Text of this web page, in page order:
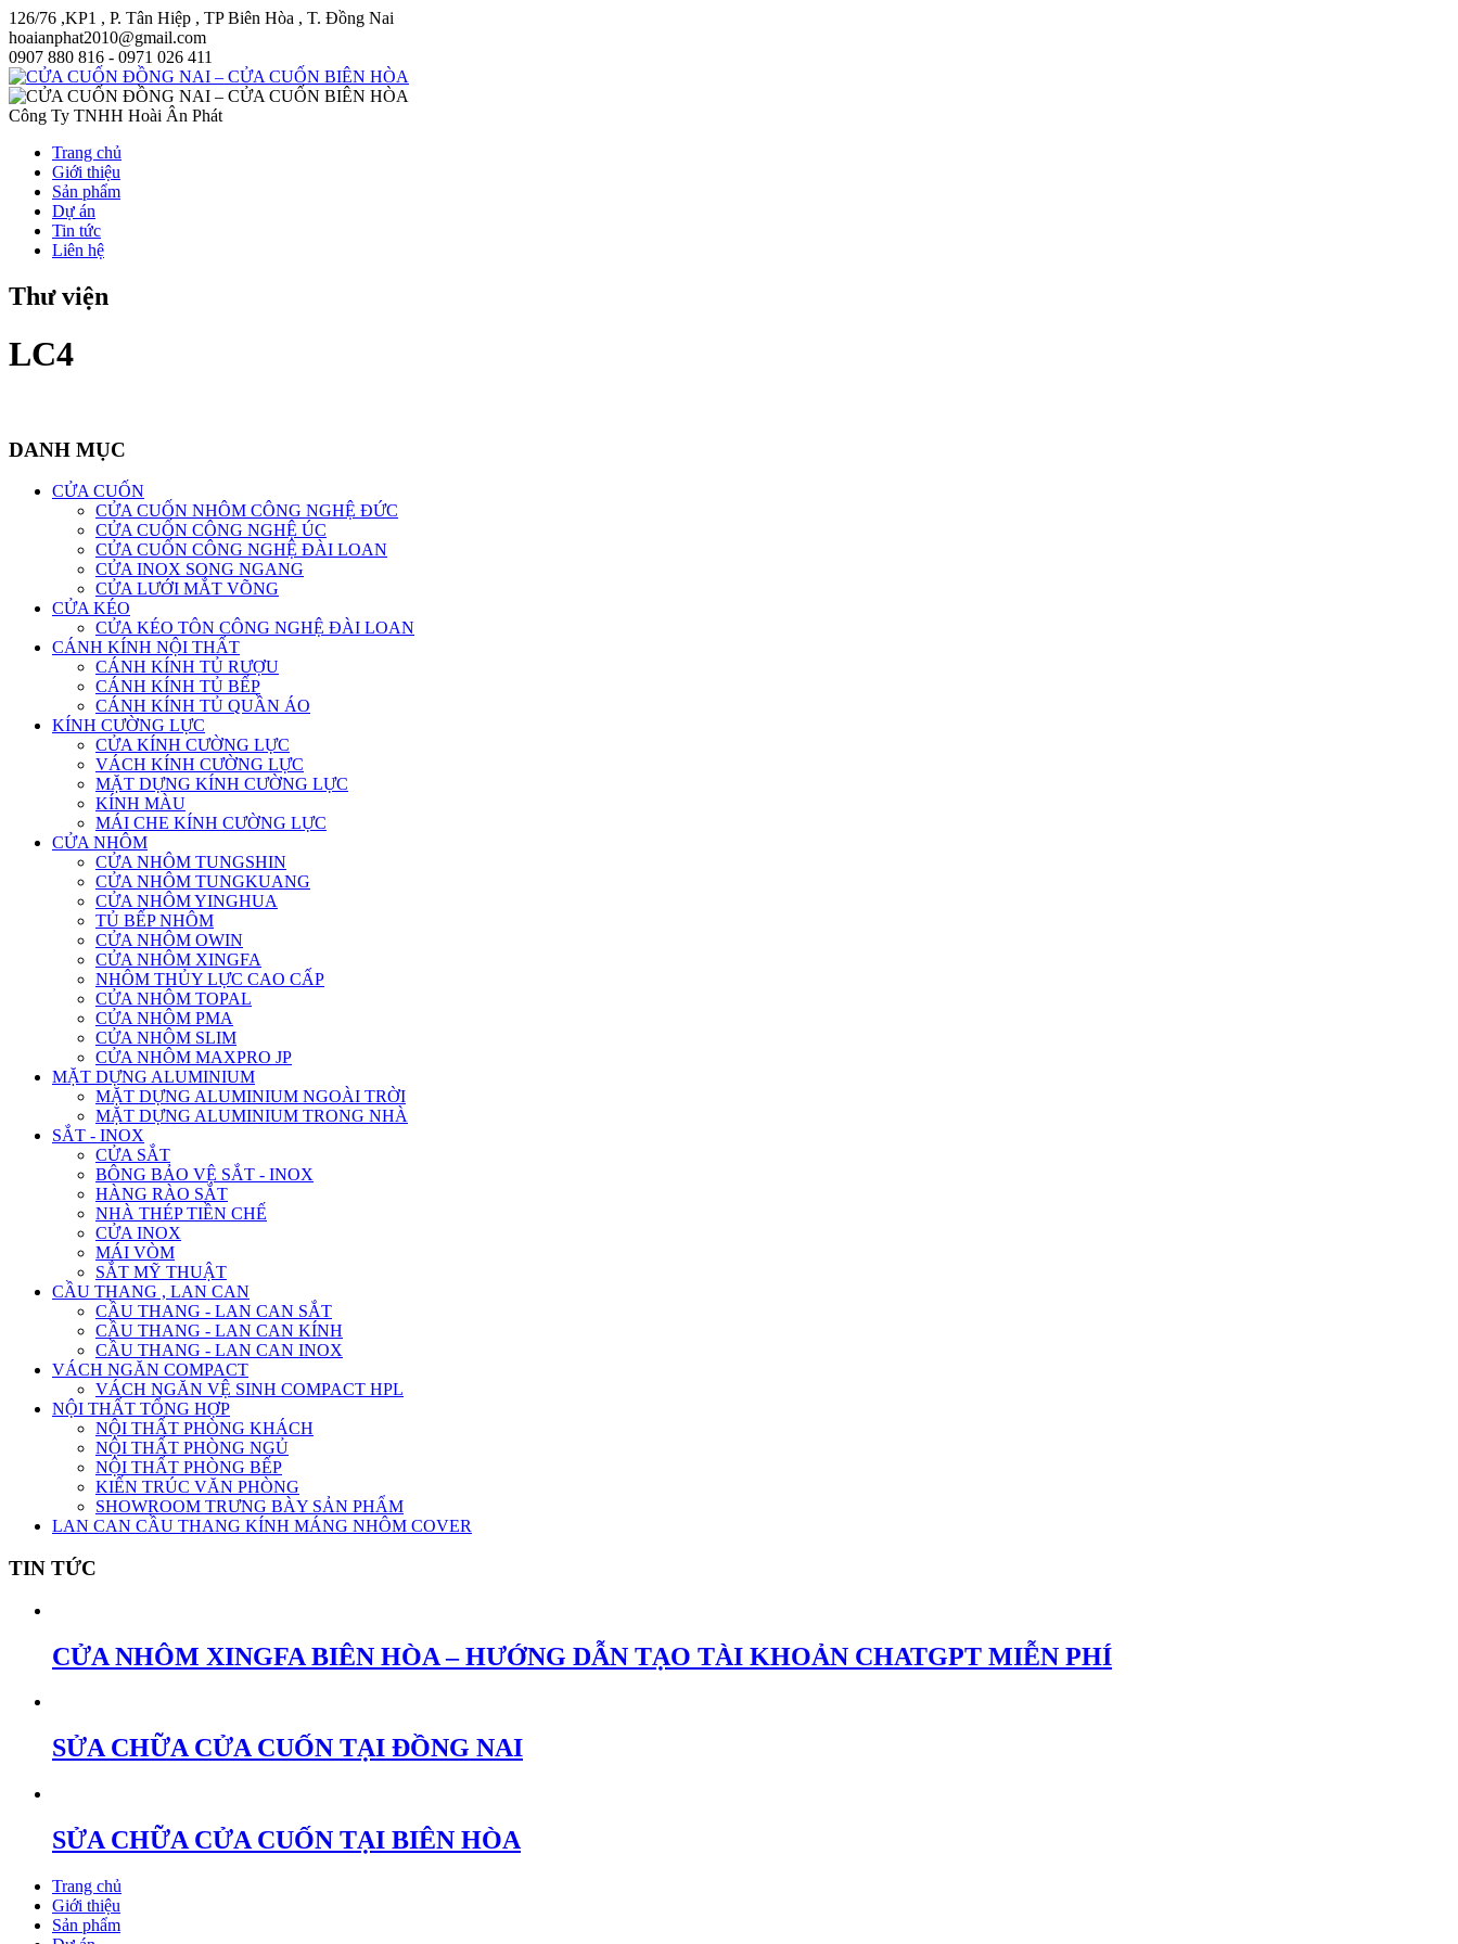
126/76 ,KP1 , P. Tân Hiệp , TP Biên Hòa , T. Đồng Nai
hoaianphat2010@gmail.com
0907 880 816 - 0971 026 411
Công Ty TNHH Hoài Ân Phát
Trang chủ
Giới thiệu
Sản phẩm
Dự án
Tin tức
Liên hệ
Thư viện
LC4
DANH MỤC
CỬA CUỐN
CỬA CUỐN NHÔM CÔNG NGHỆ ĐỨC
CỬA CUỐN CÔNG NGHỆ ÚC
CỬA CUỐN CÔNG NGHỆ ĐÀI LOAN
CỬA INOX SONG NGANG
CỬA LƯỚI MẮT VÕNG
CỬA KÉO
CỬA KÉO TÔN CÔNG NGHỆ ĐÀI LOAN
CÁNH KÍNH NỘI THẤT
CÁNH KÍNH TỦ RƯỢU
CÁNH KÍNH TỦ BẾP
CÁNH KÍNH TỦ QUẦN ÁO
KÍNH CƯỜNG LỰC
CỬA KÍNH CƯỜNG LỰC
VÁCH KÍNH CƯỜNG LỰC
MẶT DỰNG KÍNH CƯỜNG LỰC
KÍNH MÀU
MÁI CHE KÍNH CƯỜNG LỰC
CỬA NHÔM
CỬA NHÔM TUNGSHIN
CỬA NHÔM TUNGKUANG
CỬA NHÔM YINGHUA
TỦ BẾP NHÔM
CỬA NHÔM OWIN
CỬA NHÔM XINGFA
NHÔM THỦY LỰC CAO CẤP
CỬA NHÔM TOPAL
CỬA NHÔM PMA
CỬA NHÔM SLIM
CỬA NHÔM MAXPRO JP
MẶT DỰNG ALUMINIUM
MẶT DỰNG ALUMINIUM NGOÀI TRỜI
MẶT DỰNG ALUMINIUM TRONG NHÀ
SẮT - INOX
CỬA SẮT
BÔNG BẢO VỆ SẮT - INOX
HÀNG RÀO SẮT
NHÀ THÉP TIỀN CHẾ
CỬA INOX
MÁI VÒM
SẮT MỸ THUẬT
CẦU THANG , LAN CAN
CẦU THANG - LAN CAN SẮT
CẦU THANG - LAN CAN KÍNH
CẦU THANG - LAN CAN INOX
VÁCH NGĂN COMPACT
VÁCH NGĂN VỆ SINH COMPACT HPL
NỘI THẤT TỔNG HỢP
NỘI THẤT PHÒNG KHÁCH
NỘI THẤT PHÒNG NGỦ
NỘI THẤT PHÒNG BẾP
KIẾN TRÚC VĂN PHÒNG
SHOWROOM TRƯNG BÀY SẢN PHẨM
LAN CAN CẦU THANG KÍNH MÁNG NHÔM COVER
TIN TỨC
CỬA NHÔM XINGFA BIÊN HÒA – HƯỚNG DẪN TẠO TÀI KHOẢN CHATGPT MIỄN PHÍ
SỬA CHỮA CỬA CUỐN TẠI ĐỒNG NAI
SỬA CHỮA CỬA CUỐN TẠI BIÊN HÒA
Trang chủ
Giới thiệu
Sản phẩm